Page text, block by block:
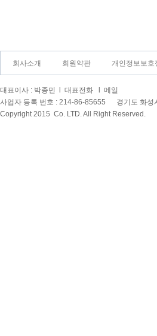
회사소개 회원약관 개인정보보호
대표이사 : 박종민 l 대표전화
l 메일
사업자 등록 번호 : 214-86-85655 경기도 화성
Copyright 2015 Co. LTD. All Right Reserved.